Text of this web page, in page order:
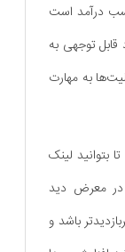
درآمد است
توجهی به
به مهارت
بتوانید لینک
در معرض دید
باشد و